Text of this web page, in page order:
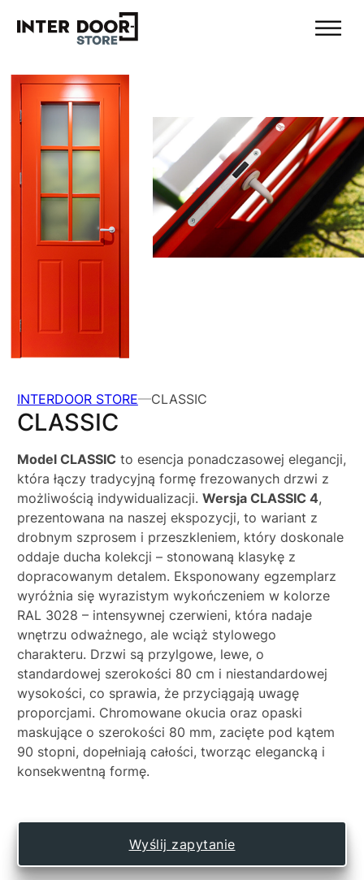
INTERDOOR STORE CLASSIC
CLASSIC
Model CLASSICto esencja ponadczasowej elegancji,
która łączy tradycyjną formę frezowanych drzwi z
możliwością indywidualizacji. Wersja CLASSIC 4,
prezentowana na naszej ekspozycji, to wariant z
drobnym szprosem i przeszkleniem, który doskonale
oddaje ducha kolekcji – stonowaną klasykę z
dopracowanym detalem. Eksponowany egzemplarz
wyróżnia się wyrazistym wykończeniem w kolorze
RAL 3028 – intensywnej czerwieni, która nadaje
wnętrzu odważnego, ale wciąż stylowego
charakteru. Drzwi są przylgowe, lewe, o
standardowej szerokości 80 cm i niestandardowej
wysokości, co sprawia, że przyciągają uwagę
proporcjami. Chromowane okucia oraz opaski
maskujące o szerokości 80 mm, zacięte pod kątem
90 stopni, dopełniają całości, tworząc elegancką i
konsekwentną formę.
Wyślij zapytanie